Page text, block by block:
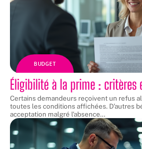
BUDGET
Éligibilité à la prime : critères
Certains demandeurs reçoivent un refus
toutes les conditions affichées. D'autres
acceptation malgré l'absence…